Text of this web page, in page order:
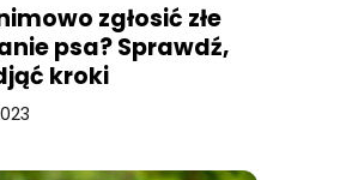
zgłosić złe
psa? Sprawdź,
kroki